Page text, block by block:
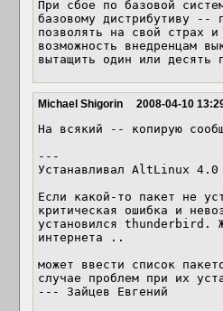
При сбое по базовой
базовому дистрибутиву --
позволять на свой страх
возможность внедренцам
вытащить один или десять
Michael Shigorin 2008-04-10
На всякий -- копирую
---
Устанавливал AltLinux
Если какой-то пакет не
критическая ошибка и
установился thunderbird.
интернета ..
может ввести список
случае проблем при их
--- Зайцев Евгений